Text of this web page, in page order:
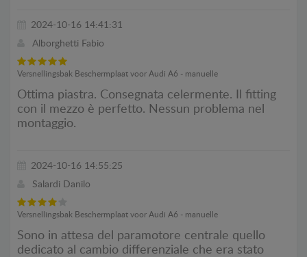
2024-10-16 14:41:31
Alborghetti Fabio
Versnellingsbak Beschermplaat voor Audi A6 - manuelle
Ottima piastra. Consegnata celermente. Il fitting
con il mezzo è perfetto. Nessun problema nel
montaggio.
2024-10-16 14:55:25
Salardi Danilo
Versnellingsbak Beschermplaat voor Audi A6 - manuelle
Sono in attesa del paramotore centrale quello
dedicato al cambio differenziale che era stato